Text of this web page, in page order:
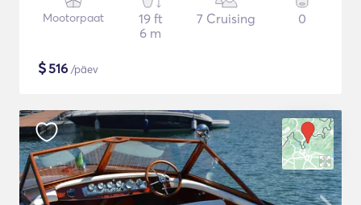
Mootorpaat
19 ft
6 m
7 Cruising 0
$516 /päev